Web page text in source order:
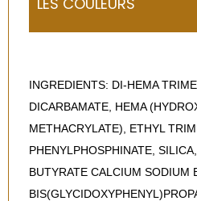
INGREDIENTS: DI-HEMA
DICARBAMATE, HEMA
METHACRYLATE), ETHYL
PHENYLPHOSPHINATE,
BUTYRATE CALCIUM SODIUM